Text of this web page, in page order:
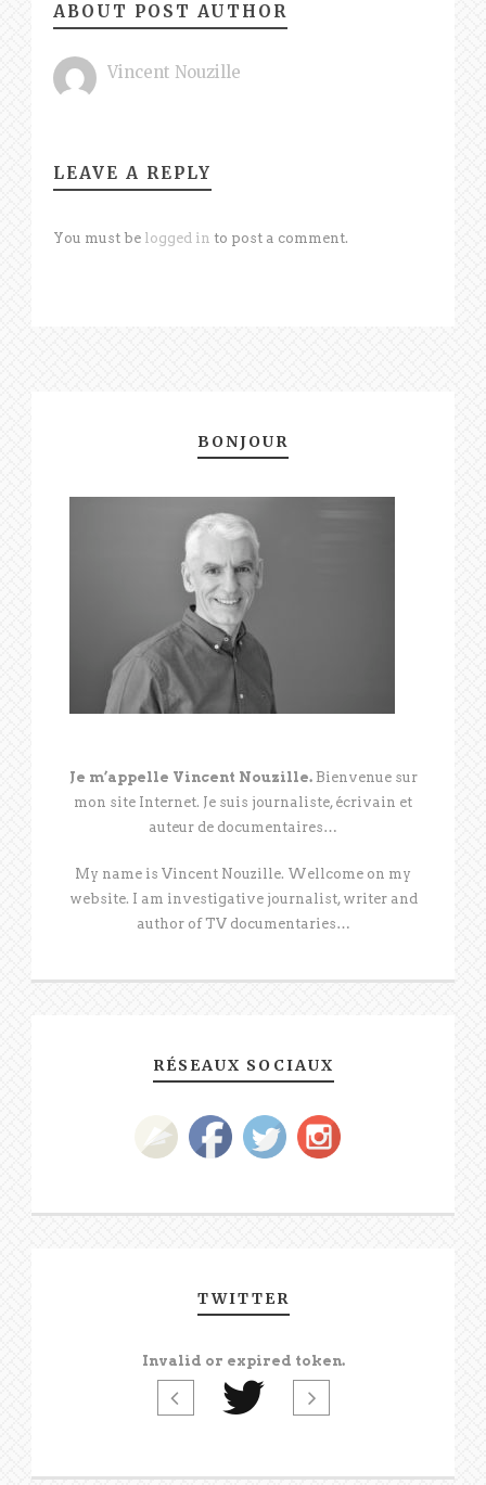
ABOUT POST AUTHOR
Vincent Nouzille
LEAVE A REPLY
You must be logged in to post a comment.
BONJOUR
Je m’appelle Vincent Nouzille.Bienvenue sur
mon site Internet. Je suis journaliste, écrivain et
auteur de documentaires…
My name is Vincent Nouzille. Wellcome on my
website. I am investigative journalist, writer and
author of TV documentaries…
RÉSEAUX SOCIAUX
TWITTER
Invalid or expired token.